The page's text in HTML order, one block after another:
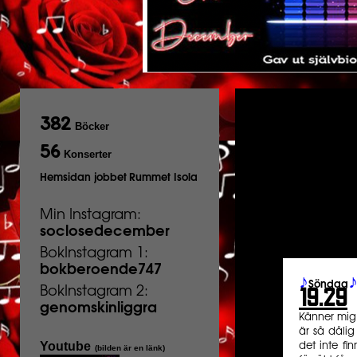
♪Söndag ♪
19.29
Känner
är så dålig
det inte
382 Böcker
56 Konserter
Hemsidan jobbet Rummet Isola
Min Instagram:
soclosedecember
BokInstagram 1:
bokberoende747
BokInstagram 2:
genomskinliggra
Youtube (bilden är en länk)